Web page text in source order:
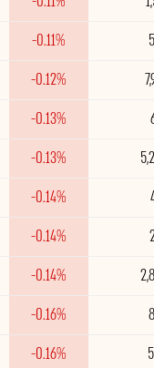
-0.11%
-0.12%
-0.13%
-0.13%
-0.14%
-0.14%
-0.14%
-0.16%
-0.16%